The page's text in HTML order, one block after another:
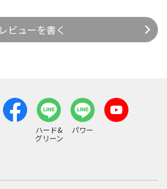
レビューを書く
ハード&
グリーン
パワー